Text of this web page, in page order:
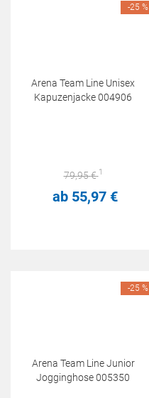
Arena Team Line Unisex
Kapuzenjacke 004906
79,95€ 1
ab 55,97 €
-25 %
Arena Team Line Junior
Jogginghose 005350
-25 %